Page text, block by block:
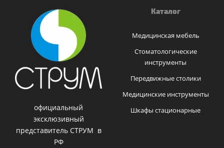
официальный
эксклюзивный
представитель СТРУМ в
РФ
Каталог
Медицинская мебель
Стоматологические
инструменты
Передвижные столики
Медицинские инструменты
Шкафы стационарные